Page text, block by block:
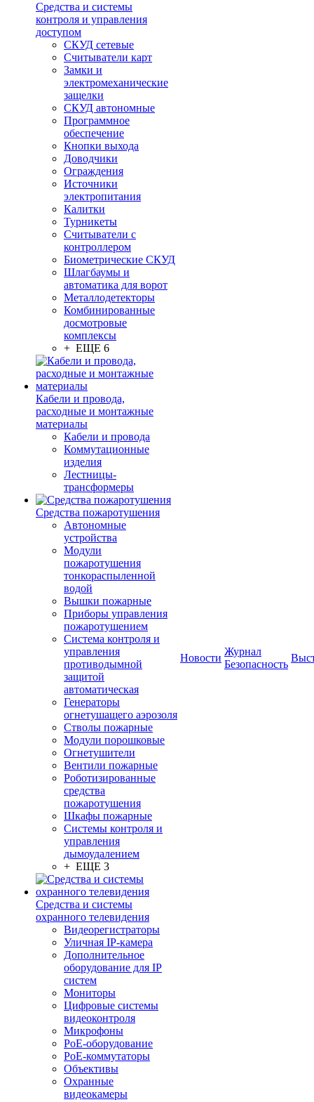
Средства и системы
контроля и управления
доступом
СКУД сетевые
Считыватели карт
Замки и
электромеханические
защелки
СКУД автономные
Программное
обеспечение
Кнопки выхода
Доводчики
Ограждения
Источники
электропитания
Калитки
Турникеты
Считыватели с
контроллером
Биометрические СКУД
Шлагбаумы и
автоматика для ворот
Металлодетекторы
Комбинированные
досмотровые
комплексы
+ ЕЩЕ 6
Кабели и провода,
расходные и монтажные
материалы
Кабели и провода
Коммутационные
изделия
Лестницы-
трансформеры
Средства пожаротушения
Автономные
устройства
Модули
пожаротушения
тонкораспыленной
водой
Вышки пожарные
Приборы управления
пожаротушением
Система контроля и
управления
противодымной
защитой
автоматическая
Генераторы
огнетушащего аэрозоля
Стволы пожарные
Модули порошковые
Огнетушители
Вентили пожарные
Роботизированные
средства
пожаротушения
Шкафы пожарные
Системы контроля и
управления
дымоудалением
+ ЕЩЕ 3
Средства и системы
охранного телевидения
Видеорегистраторы
Уличная IP-камера
Дополнительное
оборудование для IP
систем
Мониторы
Цифровые системы
видеоконтроля
Микрофоны
PoE-оборудование
PoE-коммутаторы
Объективы
Охранные
видеокамеры
Новости
Журнал
Безопасность